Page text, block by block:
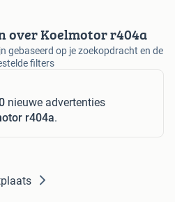
over Koelmotor r404a
gebaseerd op je zoekopdracht en de
filters
nieuwe advertenties
r404a.